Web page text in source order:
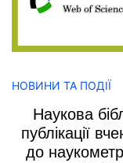
НОВИНИ ТА ПОДІЇ
Наукова
публікації
до